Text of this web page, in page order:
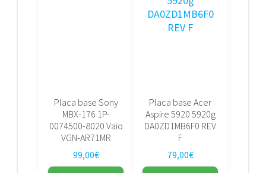
Placa base Sony
MBX-176 1P-
0074500-8020 Vaio
VGN-AR71MR
99,00€
Placa base Acer
Aspire 5920 5920g
DA0ZD1MB6F0 REV
F
79,00€